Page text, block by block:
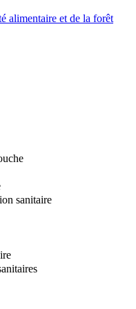
sanitaire